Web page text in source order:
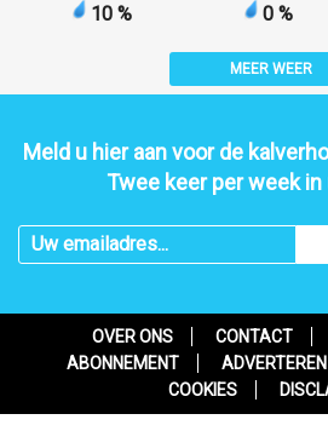
10 %
0 %
MEER WEER
Meld u hier aan voor de
Twee keer per week
OVER ONS CONTACT
ABONNEMENT
ADVERTEREN
COOKIES